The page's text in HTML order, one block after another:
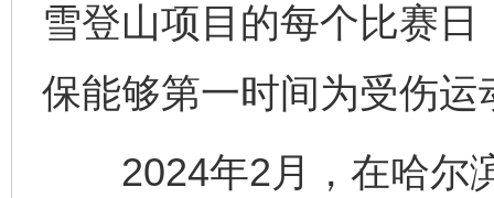
雪登山项目的每个比赛
保能够第一时间为受伤
2024年2月，在哈尔